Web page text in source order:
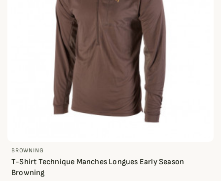
BROWNING
T-Shirt Technique Manches Longues Early Season
Browning